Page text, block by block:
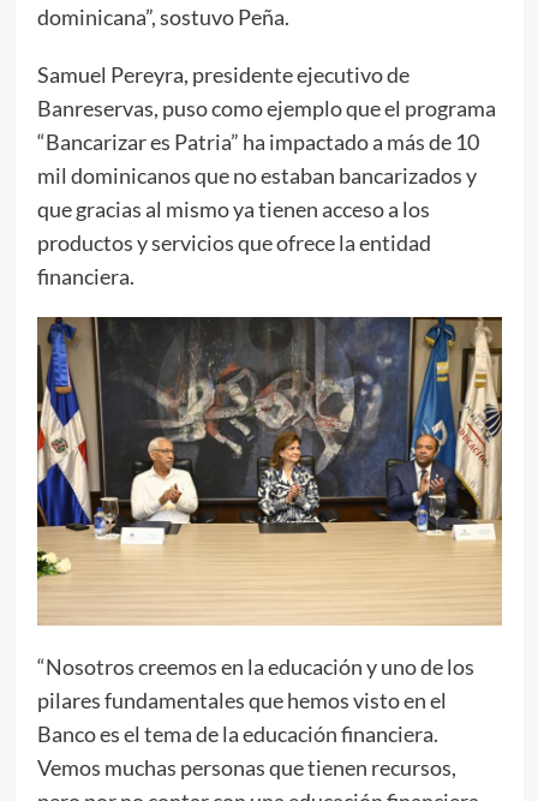
dominicana”, sostuvo Peña.
Samuel Pereyra, presidente ejecutivo de
Banreservas, puso como ejemplo que el programa
“Bancarizar es Patria” ha impactado a más de 10
mil dominicanos que no estaban bancarizados y
que gracias al mismo ya tienen acceso a los
productos y servicios que ofrece la entidad
financiera.
“Nosotros creemos en la educación y uno de los
pilares fundamentales que hemos visto en el
Banco es el tema de la educación financiera.
Vemos muchas personas que tienen recursos,